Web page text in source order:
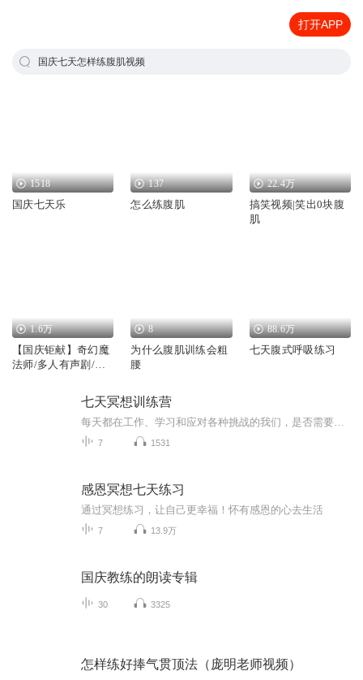
打开APP
国庆七天怎样练腹肌视频
1518
国庆七天乐
137
怎么练腹肌
22.4万
搞笑视频|笑出0块腹
肌
1.6万
【国庆钜献】奇幻魔
法师/多人有声剧/国
8
为什么腹肌训练会粗
腰
88.6万
七天腹式呼吸练习
七天冥想训练营
7 1531
感恩冥想七天练习
通过冥想练习，让自己更幸福！怀有感恩的心去生活
7 13.9万
国庆教练的朗读专辑
30 3325
怎样练好捧气贯顶法（庞明老师视频）